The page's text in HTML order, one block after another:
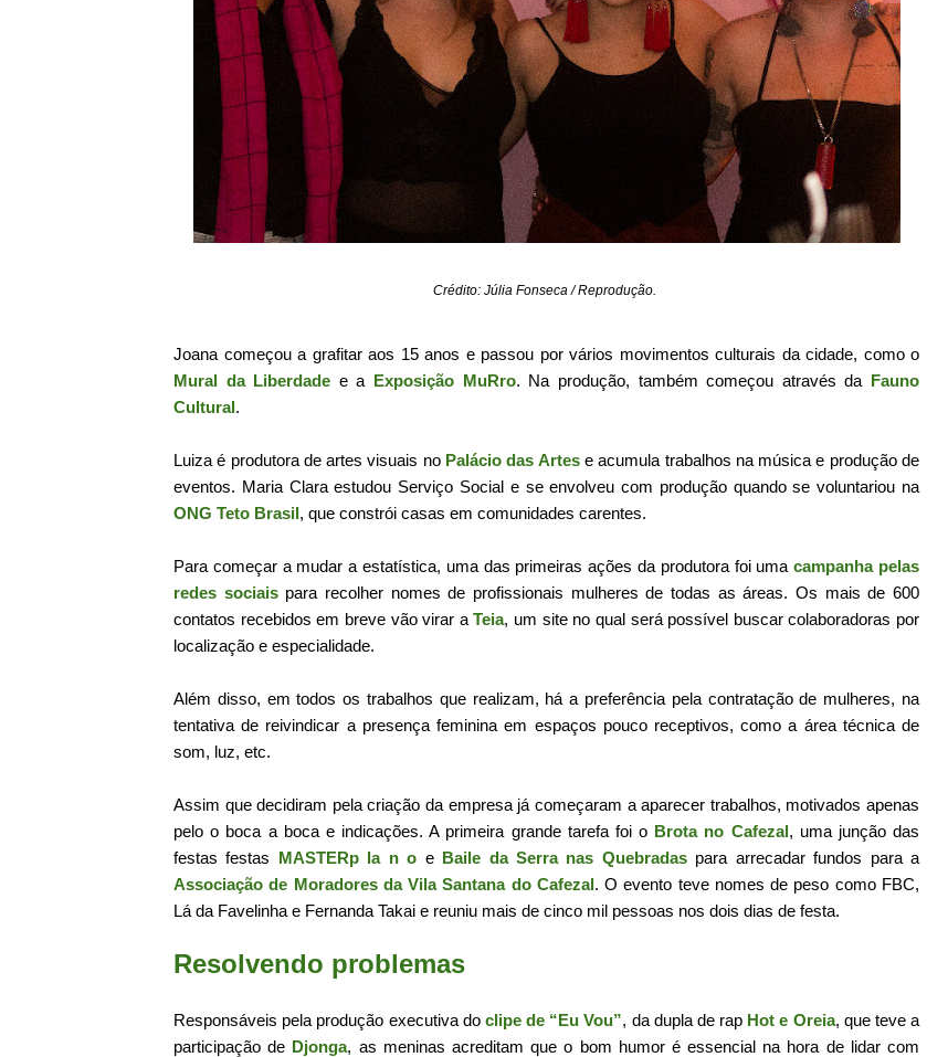
Crédito: Júlia Fonseca / Reprodução.
Joana começou a grafitar aos 15 anos e passou por vários movimentos culturais da cidade, como o
Mural da Liberdade e a Exposição MuRro. Na produção, também começou através da Fauno
Cultural.
Luiza é produtora de artes visuais no Palácio das Artese acumula trabalhos na música e produção de
eventos. Maria Clara estudou Serviço Social e se envolveu com produção quando se voluntariou na
ONG Teto Brasil, que constrói casas em comunidades carentes.
Para começar a mudar a estatística, uma das primeiras ações da produtora foi umacampanha pelas
redes sociaispara recolher nomes de profissionais mulheres de todas as áreas. Os mais de 600
contatos recebidos em breve vão virar aTeia, um site no qual será possível buscar colaboradoras por
localização e especialidade.
Além disso, em todos os trabalhos que realizam, há a preferência pela contratação de mulheres, na
tentativa de reivindicar a presença feminina em espaços pouco receptivos, como a área técnica de
som, luz, etc.
Assim que decidiram pela criação da empresa já começaram a aparecer trabalhos, motivados apenas
pelo o boca a boca e indicações. A primeira grande tarefa foi o Brota no Cafezal, uma junção das
festas festas MASTERp la n o e Baile da Serra nas Quebradaspara arrecadar fundos para a
Associação de Moradores da Vila Santana do Cafezal. O evento teve nomes de peso como FBC,
Lá da Favelinha e Fernanda Takai e reuniu mais de cinco mil pessoas nos dois dias de festa.
Resolvendo problemas
Responsáveis pela produção executiva do clipe de “Eu Vou”, da dupla de rap Hot e Oreia, que teve a
participação de Djonga, as meninas acreditam que o bom humor é essencial na hora de lidar com